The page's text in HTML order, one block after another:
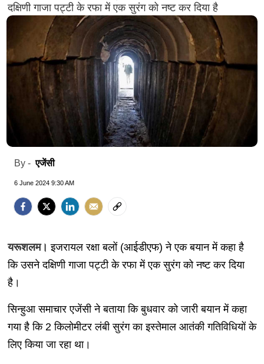
दक्षिणी गाजा पट्टी के रफा में एक सुरंग को नष्ट कर दिया है
By -एजेंसी
6 June 2024 9:30 AM
यरूशलम। इजरायल रक्षा बलों (आईडीएफ) ने एक बयान में कहा है
कि उसने दक्षिणी गाजा पट्टी के रफा में एक सुरंग को नष्ट कर दिया
है।
सिन्हुआ समाचार एजेंसी ने बताया कि बुधवार को जारी बयान में कहा
गया है कि 2 किलोमीटर लंबी सुरंग का इस्तेमाल आतंकी गतिविधियों के
लिए किया जा रहा था।